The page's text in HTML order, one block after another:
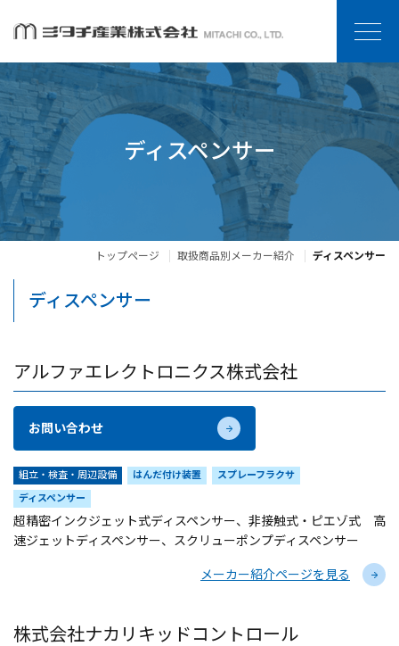
ディスペンサー
トップページ 取扱商品別メーカー紹介 ディスペンサー
ディスペンサー
アルファエレクトロニクス株式会社
お問い合わせ
組立・検査・周辺設備 はんだ付け装置
スプレーフラクサ
ディスペンサー
超精密インクジェット式ディスペンサー、非接触式・ピエゾ式 高
速ジェットディスペンサー、スクリューポンプディスペンサー
メーカー紹介ページを見る
株式会社ナカリキッドコントロール